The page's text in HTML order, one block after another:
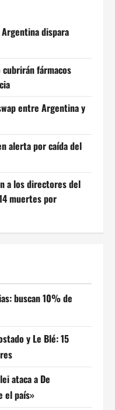
dispara
fármacos
entre Argentina y
alerta por caída del
a los directores del
muertes por
buscan 10% de
y Le Blé: 15
ataca a De
el país»